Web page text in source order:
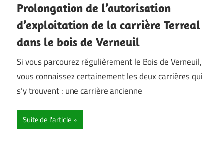
Prolongation de l’autorisation
d’exploitation de la carrière Terreal
dans le bois de Verneuil
Si vous parcourez régulièrement le Bois de Verneuil,
vous connaissez certainement les deux carrières qui
s’y trouvent : une carrière ancienne
Suite de l'article